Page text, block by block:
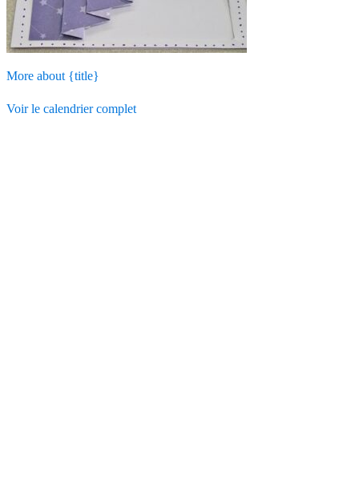
More about {title}
Voir le calendrier complet